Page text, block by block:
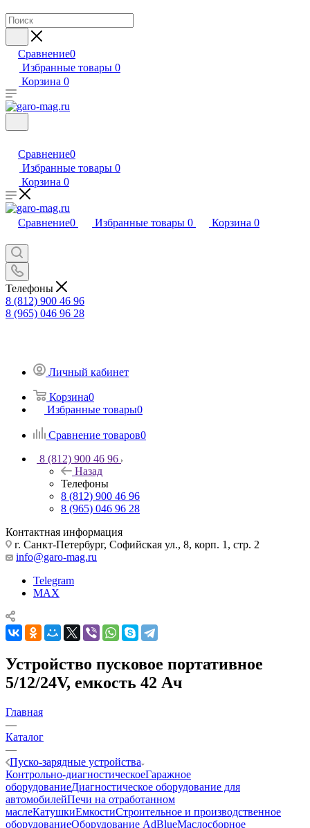
Сравнение0
Избранные товары 0
Корзина 0
Сравнение0
Избранные товары 0
Корзина 0
Сравнение0 Избранные товары 0 Корзина 0
Телефоны
8 (812) 900 46 96
8 (965) 046 96 28
Личный кабинет
Корзина0
Избранные товары0
Сравнение товаров0
8 (812) 900 46 96
Назад
Телефоны
8 (812) 900 46 96
8 (965) 046 96 28
Контактная информация
г. Санкт-Петербург, Софийская ул., 8, корп. 1, стр. 2
info@garo-mag.ru
Telegram
MAX
Устройство пусковое портативное
5/12/24V, емкость 42 Aч
Главная
—
Каталог
—
Пуско-зарядные устройства
Контрольно-диагностическоеГаражное
оборудованиеДиагностическое оборудование для
автомобилейПечи на отработанном
маслеКатушкиЕмкостиСтроительное и производственное
оборудованиеОборудование AdBlueМаслосборное